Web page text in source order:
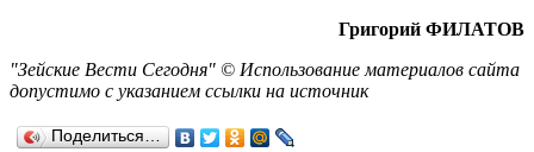
Григорий ФИЛАТОВ
"Зейские Вести Сегодня" © Использование материалов сайта
допустимо с указанием ссылки на источник
Поделиться…